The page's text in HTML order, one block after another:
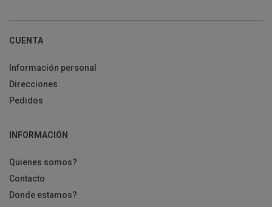
CUENTA
Información personal
Direcciones
Pedidos
INFORMACIÓN
Quienes somos?
Contacto
Donde estamos?